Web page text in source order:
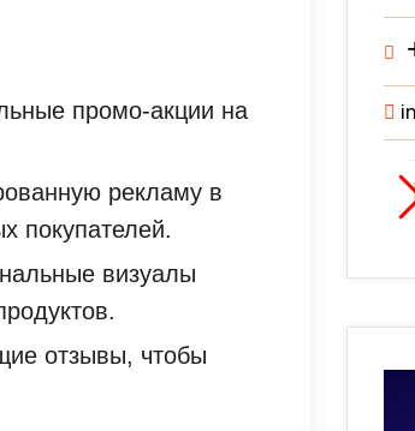
промо-акции на
рекламу в
покупателей.
визуалы
отзывы, чтобы